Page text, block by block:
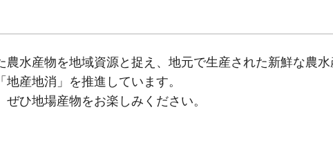
水産物を地域資源と捉え、地元で生産された新鮮な農水
産地消」を推進しています。
ひ地場産物をお楽しみください。